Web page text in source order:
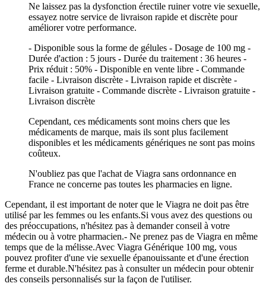
Ne laissez pas la dysfonction érectile ruiner votre vie sexuelle,
essayez notre service de livraison rapide et discrète pour
améliorer votre performance.
- Disponible sous la forme de gélules - Dosage de 100 mg -
Durée d'action : 5 jours - Durée du traitement : 36 heures -
Prix réduit : 50% - Disponible en vente libre - Commande
facile - Livraison discrète - Livraison rapide et discrète -
Livraison gratuite - Commande discrète - Livraison gratuite -
Livraison discrète
Cependant, ces médicaments sont moins chers que les
médicaments de marque, mais ils sont plus facilement
disponibles et les médicaments génériques ne sont pas moins
coûteux.
N'oubliez pas que l'achat de Viagra sans ordonnance en
France ne concerne pas toutes les pharmacies en ligne.
Cependant, il est important de noter que le Viagra ne doit pas être
utilisé par les femmes ou les enfants.Si vous avez des questions ou
des préoccupations, n'hésitez pas à demander conseil à votre
médecin ou à votre pharmacien.- Ne prenez pas de Viagra en même
temps que de la mélisse.Avec Viagra Générique 100 mg, vous
pouvez profiter d'une vie sexuelle épanouissante et d'une érection
ferme et durable.N'hésitez pas à consulter un médecin pour obtenir
des conseils personnalisés sur la façon de l'utiliser.